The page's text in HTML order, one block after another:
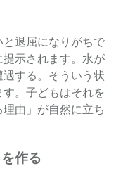
退屈になりがちで
示されます。水が
する。そういう状
。子どもはそれを
由」が自然に立ち
作る